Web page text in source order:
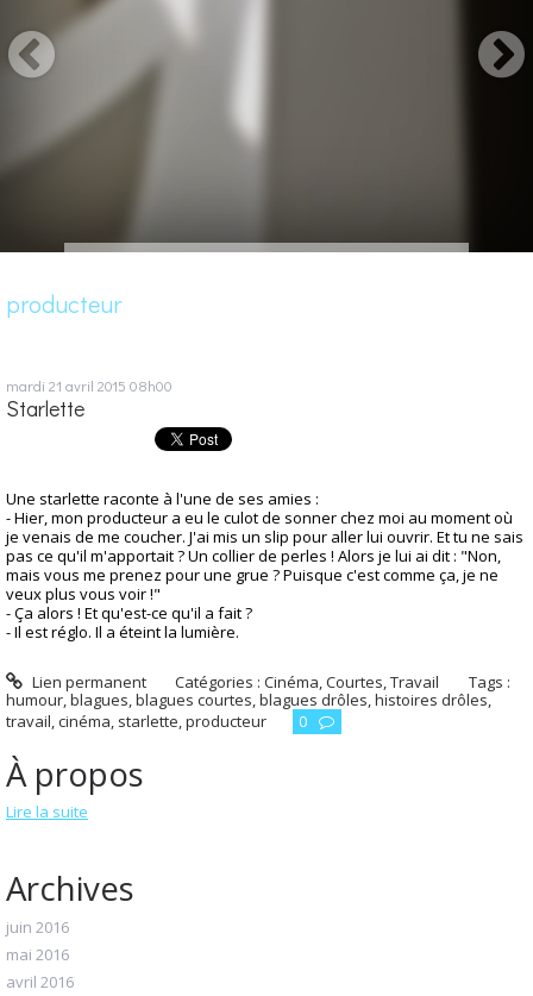
À propos
Lire la suite
Archives
juin 2016
mai 2016
avril 2016
producteur
mardi 21 avril 2015 08h00
Starlette
Une starlette raconte à l'une de ses amies :
- Hier, mon producteur a eu le culot de sonner chez moi au moment où
je venais de me coucher. J'ai mis un slip pour aller lui ouvrir. Et tu ne sais
pas ce qu'il m'apportait ? Un collier de perles ! Alors je lui ai dit : "Non,
mais vous me prenez pour une grue ? Puisque c'est comme ça, je ne
veux plus vous voir !"
- Ça alors ! Et qu'est-ce qu'il a fait ?
- Il est réglo. Il a éteint la lumière.
Lien permanent Catégories :Cinéma,Courtes,Travail
Tags :
humour,blagues,blagues courtes,blagues drôles,histoires drôles,
travail,cinéma, starlette,producteur 0